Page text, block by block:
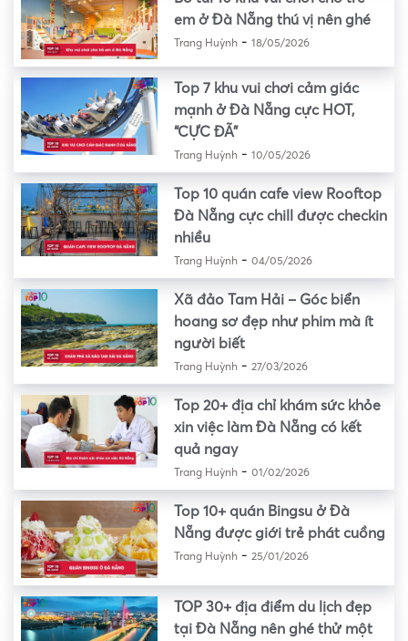
em ở Đà Nẵng thú vị nên ghé
Trang Huỳnh- 18/05/2026
Top 7 khu vui chơi cảm giác
mạnh ở Đà Nẵng cực HOT,
“CỰC ĐÃ”
Trang Huỳnh- 10/05/2026
Top 10 quán cafe view Rooftop
Đà Nẵng cực chill được checkin
nhiều
Trang Huỳnh- 04/05/2026
Xã đảo Tam Hải – Góc biển
hoang sơ đẹp như phim mà ít
người biết
Trang Huỳnh- 27/03/2026
Top 20+ địa chỉ khám sức khỏe
xin việc làm Đà Nẵng có kết
quả ngay
Trang Huỳnh- 01/02/2026
Top 10+ quán Bingsu ở Đà
Nẵng được giới trẻ phát cuồng
Trang Huỳnh- 25/01/2026
TOP 30+ địa điểm du lịch đẹp
tại Đà Nẵng nên ghé thử một